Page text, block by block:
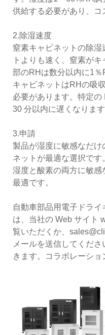
供給する必要があり、コ
2.除湿速度
窒素キャビネットの除湿
トよりも速く、窒素が
部のRHは数分以内に1
キャビネットはRHの吸
必要があります。特定の
30 分以内に遅くなります
3.申請
製品が湿度に敏感なだ
ネットが最適な選択です
湿度と酸素の両方に敏
最適です。
自動車部品用電子ドラ
は、当社の Web サイト
覧いただくか、
メールを送信してくだ
きます。コラボレーショ